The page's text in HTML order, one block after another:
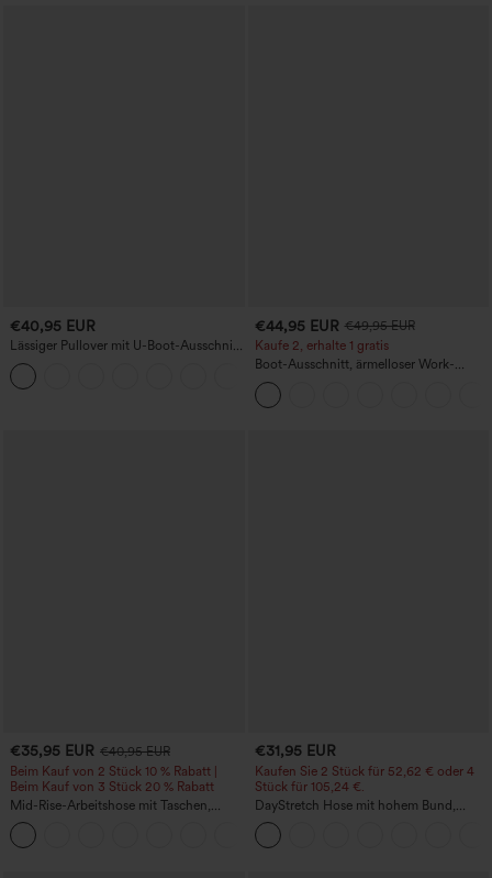
€40,95 EUR
Lässiger Pullover mit U-Boot-Ausschnitt
und Fledermausärmeln.
€44,95 EUR €49,95 EUR
Kaufe 2, erhalte 1 gratis
Boot-Ausschnitt, ärmelloser Work-
Jumpsuit mit seitlicher Bindung,
kühlender Cool-Touch-Effekt, gestreift
und mit Taschen – Easy Peezy Edition
€35,95 EUR €40,95 EUR
Beim Kauf von 2 Stück 10 % Rabatt |
Beim Kauf von 3 Stück 20 % Rabatt
Mid-Rise-Arbeitshose mit Taschen,
Barrel-Leg und weiter Passform
€31,95 EUR
Kaufen Sie 2 Stück für 52,62 € oder 4
Stück für 105,24 €.
DayStretch Hose mit hohem Bund,
Barrel-Leg und Taschen